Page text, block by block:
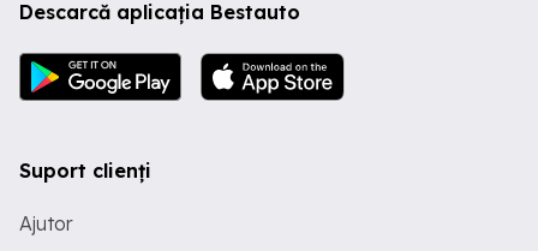
12.500 negociabil Pentru detalii
mesaj privat.
Descarcă aplicația Bestauto
Suport clienți
Ajutor